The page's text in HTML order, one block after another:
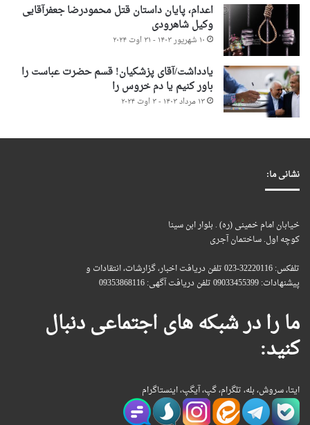
اعدام، پایان داستان قتل محمودرضا جعفرآقایی
وکیل شاهرودی
۱۰ شهریور ۱۴۰۳ - ۳۱ اوت ۲۰۲۴
یادداشت/آقای پزشکیان! قسم حضرت عباست را
باور کنیم یا دم خروس را
۱۳ مرداد ۱۴۰۳ - ۳ اوت ۲۰۲۴
نشانی ما:
خیابان امام خمینی (ره) . بلوار ابن سینا
کوچه اول. ساختمان آجری
تلفکس: 32220116-023 تلفن دریافت اخبار، گزارشات، انتقادات و
پیشنهادات: 09033455399 تلفن دریافت آگهی: 09353868116
ما را در شبکه های اجتماعی دنبال
کنید:
ایتا، سروش، بله، تلگرام، گپ، آیگپ، اینستاگرام